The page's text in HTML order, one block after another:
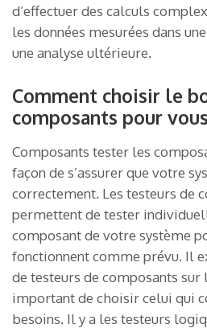
d’effectuer des calculs
les données mesurées dans
une analyse ultérieure.
Comment choisir le
composants pour vous
Composants tester les
façon de s’assurer que votre
correctement. Les testeurs de
permettent de tester
composant de votre système
fonctionnent comme prévu. Il
de testeurs de composants
important de choisir celui qui
besoins. Il y a les testeurs